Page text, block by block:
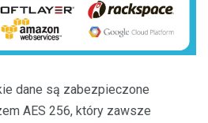
dane są zabezpieczone
AES 256, który zawsze